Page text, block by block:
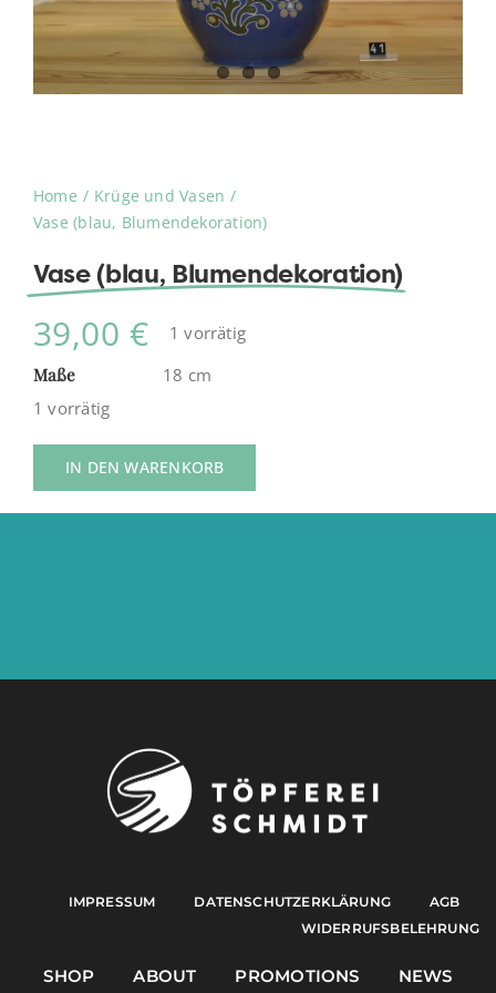
Home
Krüge und Vasen
Vase (blau, Blumendekoration)
Vase (blau, Blumendekoration)
39,00 €
1 vorrätig
Maße
18 cm
1 vorrätig
IN DEN WARENKORB
IMPRESSUM DATENSCHUTZERKLÄRUNG
AGB
WIDERRUFSBELEHRUNG
SHOP ABOUT PROMOTIONS NEWS